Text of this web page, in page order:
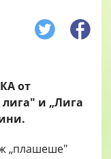
от
и „Лига
„плашеше"